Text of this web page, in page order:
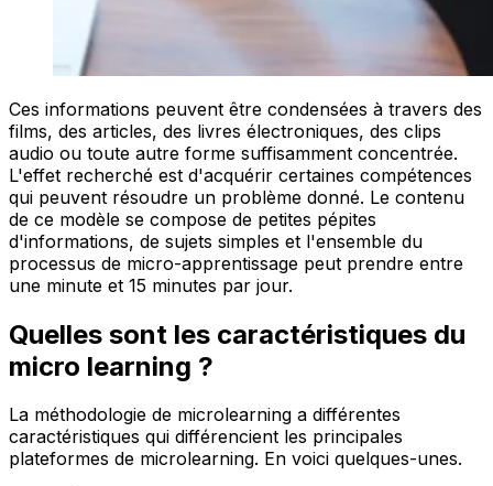
Ces informations peuvent être condensées à travers des
films, des articles, des livres électroniques, des clips
audio ou toute autre forme suffisamment concentrée.
L'effet recherché est d'acquérir certaines compétences
qui peuvent résoudre un problème donné. Le contenu
de ce modèle se compose de petites pépites
d'informations, de sujets simples et l'ensemble du
processus de micro-apprentissage peut prendre entre
une minute et 15 minutes par jour.
Quelles sont les caractéristiques du
micro learning ?
La méthodologie de microlearning a différentes
caractéristiques qui différencient les principales
plateformes de microlearning. En voici quelques-unes.